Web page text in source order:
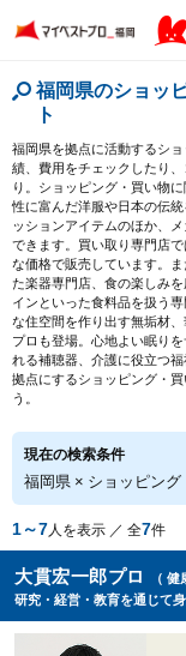
福岡県のショッ
ト
福岡県を拠点に活動するシ
績、費用をチェックしたり
り。ショッピング・買い物
性に富んだ洋服や日本の伝
ッションアイテムのほか、
できます。買い取り専門店
な価格で販売しています。
た楽器専門店、食の楽しみ
インといった食料品を扱う
な住空間を作り出す無垢材
プロも登場。心地よい眠り
れる補聴器、介護に役立つ
拠点にするショッピング・
う。
現在の検索条件
福岡県 × ショッピング
1～7人を表示 ／ 全7件
大貫宏一郎プロ
（
研究・経営・教育を通じて